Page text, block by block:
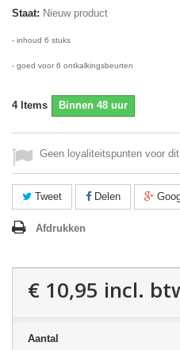
Staat: Nieuw product
- inhoud 6 stuks
- goed voor 6 ontkalkingsbeurten
4 Items Binnen 48 uur
Geen loyaliteitspunten voor
Tweet Delen
Afdrukken
€ 10,95 incl.
Aantal